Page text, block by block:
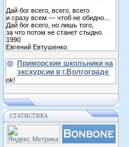
Дай бог всего, всего, всего
и сразу всем — чтоб не обидно...
Дай бог всего, но лишь того,
за что потом не станет стыдно.
1990
Евгений Евтушенко.
Приморские школьники на
экскурсии в г.Волгограде
ok!
СТАТИСТИКА